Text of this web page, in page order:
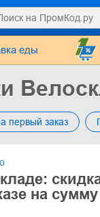
еды
первый заказ
на сумму